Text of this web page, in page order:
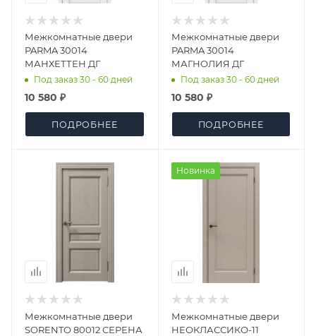
Межкомнатные двери
PARMA 30014
МАНХЕТТЕН ДГ
Под заказ 30 - 60 дней
10 580 ₽
ПОДРОБНЕЕ
Межкомнатные двери
PARMA 30014
МАГНОЛИЯ ДГ
Под заказ 30 - 60 дней
10 580 ₽
ПОДРОБНЕЕ
Межкомнатные двери
SORENTO 80012 СЕРЕНА
Новинка
Межкомнатные двери
НЕОКЛАССИКО-11